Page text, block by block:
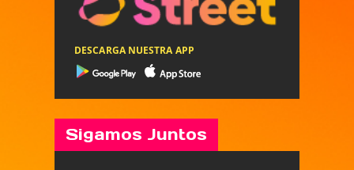
DESCARGA NUESTRA APP
Sigamos Juntos